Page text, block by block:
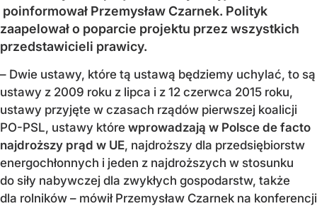
poinformował Przemysław Czarnek. Polityk
zaapelował o poparcie projektu przez wszystkich
przedstawicieli prawicy.
– Dwie ustawy, które tą ustawą będziemy uchylać, to są
ustawy z 2009 roku z lipca i z 12 czerwca 2015 roku,
ustawy przyjęte w czasach rządów pierwszej koalicji
PO-PSL, ustawy które wprowadzają w Polsce de facto
najdroższy prąd w UE, najdroższy dla przedsiębiorstw
energochłonnych i jeden z najdroższych w stosunku
do siły nabywczej dla zwykłych gospodarstw, także
dla rolników – mówił Przemysław Czarnek na konferencji